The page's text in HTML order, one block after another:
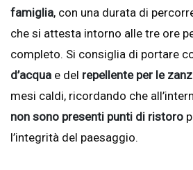
famiglia, con una durata di
che si attesta intorno alle tre ore
completo. Si consiglia di portare
d’acqua e del repellente per le
mesi caldi, ricordando che
non sono presenti punti di ristoro
l’integrità del paesaggio.